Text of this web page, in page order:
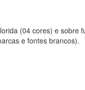
(04 cores) e
e fontes brancos).